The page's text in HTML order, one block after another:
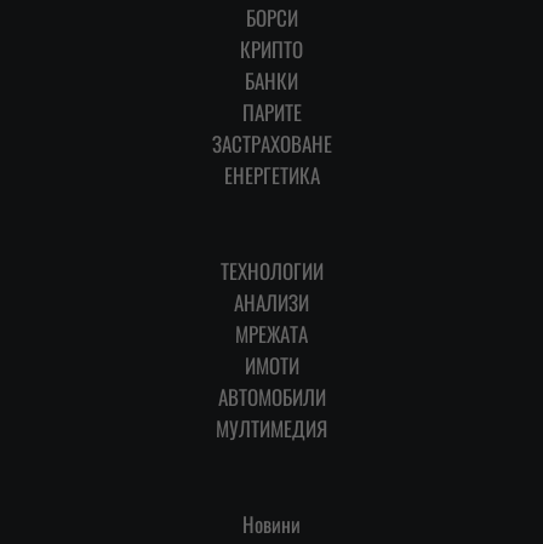
БОРСИ
КРИПТО
БАНКИ
ПАРИТЕ
ЗАСТРАХОВАНЕ
ЕНЕРГЕТИКА
ТЕХНОЛОГИИ
АНАЛИЗИ
МРЕЖАТА
ИМОТИ
АВТОМОБИЛИ
МУЛТИМЕДИЯ
Новини